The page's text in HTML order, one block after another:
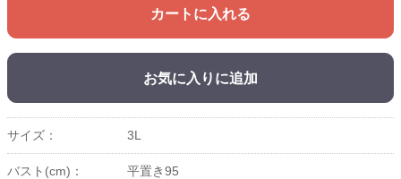
カートに入れる
お気に入りに追加
サイズ： 3L
バスト(cm)： 平置き95